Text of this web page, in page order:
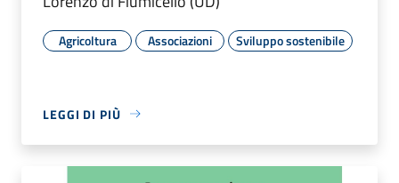
Agricoltura Associazioni Sviluppo sostenibile
LEGGI DI PIÙ